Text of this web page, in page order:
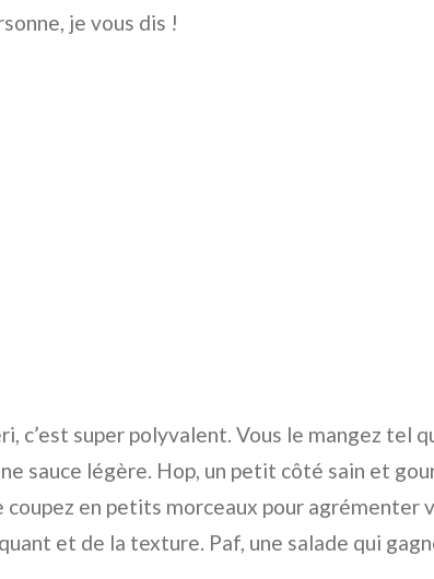
je vous dis !
c’est super polyvalent. Vous le mangez tel
sauce légère. Hop, un petit côté sain et
coupez en petits morceaux pour agrémenter
et de la texture. Paf, une salade qui